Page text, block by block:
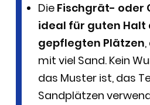
Die Fischgrät- oder
ideal für guten Halt
gepflegten Plätzen
mit viel Sand. Kein
das Muster ist, das
Sandplätzen